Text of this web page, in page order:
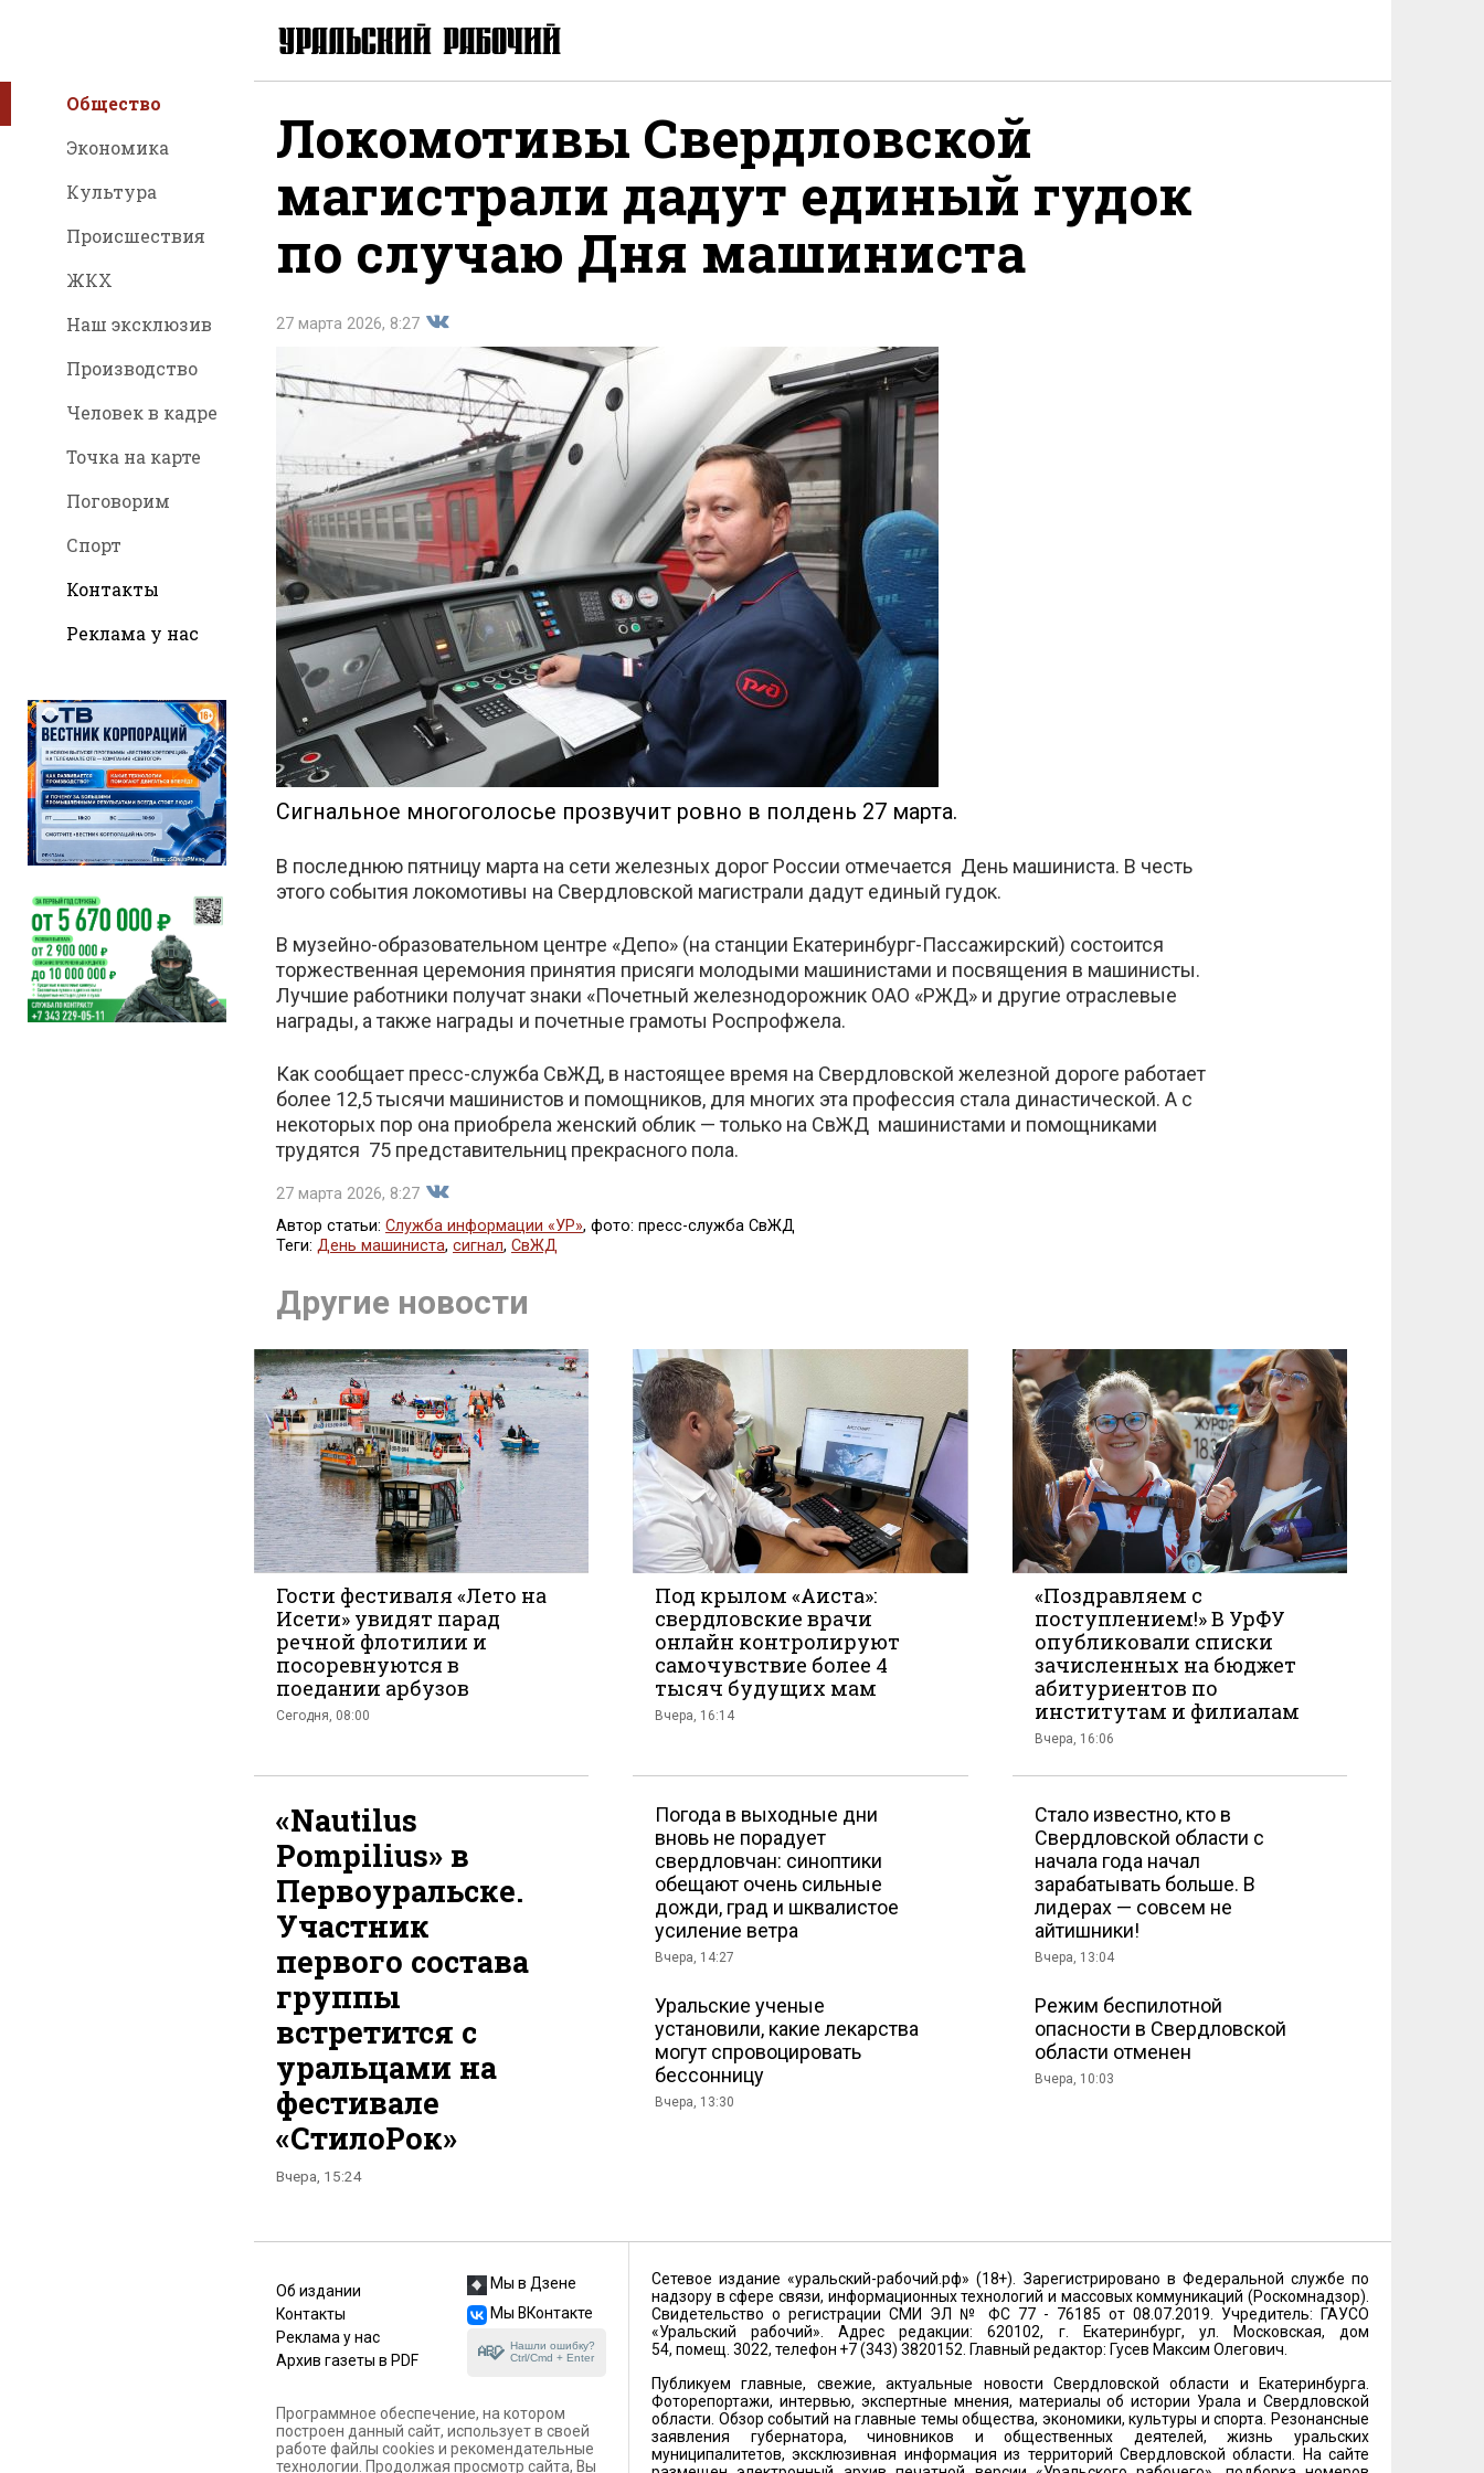
Общество
Экономика
Культура
Происшествия
ЖКХ
Наш эксклюзив
Производство
Человек в кадре
Точка на карте
Поговорим
Спорт
Контакты
Реклама у нас
Локомотивы Свердловской
магистрали дадут единый гудок
по случаю Дня машиниста
27 марта 2026, 8:27
Поделиться
во
Вконтакте
Сигнальное многоголосье прозвучит ровно в полдень 27 марта.
В последнюю пятницу марта на сети железных дорог России отмечается День машиниста. В честь
этого события локомотивы на Свердловской магистрали дадут единый гудок.
В музейно-образовательном центре «Депо» (на станции Екатеринбург-Пассажирский) состоится
торжественная церемония принятия присяги молодыми машинистами и посвящения в машинисты.
Лучшие работники получат знаки «Почетный железнодорожник ОАО «РЖД» и другие отраслевые
награды, а также награды и почетные грамоты Роспрофжела.
Как сообщает пресс-служба СвЖД, в настоящее время на Свердловской железной дороге работает
более 12,5 тысячи машинистов и помощников, для многих эта профессия стала династической. А с
некоторых пор она приобрела женский облик — только на СвЖД машинистами и помощниками
трудятся 75 представительниц прекрасного пола.
27 марта 2026, 8:27
во
Вконтакте
Автор статьи: Служба информации «УР», фото: пресс-служба СвЖД
Теги: День машиниста, сигнал, СвЖД
Другие новости
Гости фестиваля «Лето на
Исети» увидят парад
речной флотилии и
посоревнуются в
поедании арбузов
Сегодня, 08:00
Под крылом «Аиста»:
свердловские врачи
онлайн контролируют
самочувствие более 4
тысяч будущих мам
Вчера, 16:14
«Поздравляем с
поступлением!» В УрФУ
опубликовали списки
зачисленных на бюджет
абитуриентов по
институтам и филиалам
Вчера, 16:06
«Nautilus
Pompilius» в
Первоуральске.
Участник
первого состава
группы
встретится с
уральцами на
фестивале
«СтилоРок»
Вчера, 15:24
Погода в выходные дни
вновь не порадует
свердловчан: синоптики
обещают очень сильные
дожди, град и шквалистое
усиление ветра
Вчера, 14:27
Уральские ученые
установили, какие лекарства
могут спровоцировать
бессонницу
Вчера, 13:30
Стало известно, кто в
Свердловской области с
начала года начал
зарабатывать больше. В
лидерах — совсем не
айтишники!
Вчера, 13:04
Режим беспилотной
опасности в Свердловской
области отменен
Вчера, 10:03
Об издании
Контакты
Реклама у нас
Архив газеты в PDF
Мы в Дзене
Мы ВКонтакте
Нашли ошибку?
Ctrl/Cmd + Enter
Программное обеспечение, на котором
построен данный сайт, использует в своей
работе файлы cookies и рекомендательные
технологии. Продолжая просмотр сайта, Вы
Сетевое издание «уральский-рабочий.рф» (18+). Зарегистрировано в Федеральной службе по
надзору в сфере связи, информационных технологий и массовых коммуникаций (Роскомнадзор).
Свидетельство о регистрации СМИ ЭЛ № ФС 77 - 76185 от 08.07.2019. Учредитель: ГАУСО
«Уральский рабочий». Адрес редакции: 620102, г. Екатеринбург, ул. Московская, дом
54, помещ. 3022, телефон +7 (343) 3820152. Главный редактор: Гусев Максим Олегович.
Публикуем главные, свежие, актуальные новости Свердловской области и Екатеринбурга.
Фоторепортажи, интервью, экспертные мнения, материалы об истории Урала и Свердловской
области. Обзор событий на главные темы общества, экономики, культуры и спорта. Резонансные
заявления губернатора, чиновников и общественных деятелей, жизнь уральских
муниципалитетов, эксклюзивная информация из территорий Свердловской области. На сайте